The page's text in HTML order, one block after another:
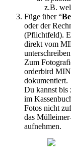
z.B.
Füge über “
oder der
(Pflichtfeld).
direkt vom
unterschreiben
Zum
orderbird
dokumentiert.
Du kannst bis
im
Fotos nicht
das Mülleimer
aufnehmen.